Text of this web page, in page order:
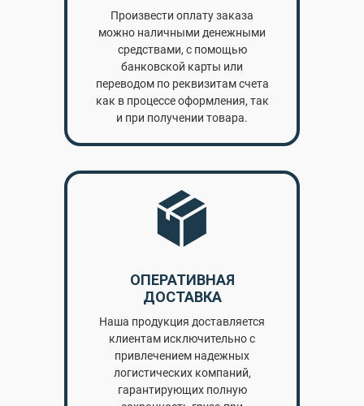
Произвести оплату заказа
можно наличными денежными
средствами, с помощью
банковской карты или
переводом по реквизитам счета
как в процессе оформления, так
и при получении товара.
ОПЕРАТИВНАЯ
ДОСТАВКА
Наша продукция доставляется
клиентам исключительно с
привлечением надежных
логистических компаний,
гарантирующих полную